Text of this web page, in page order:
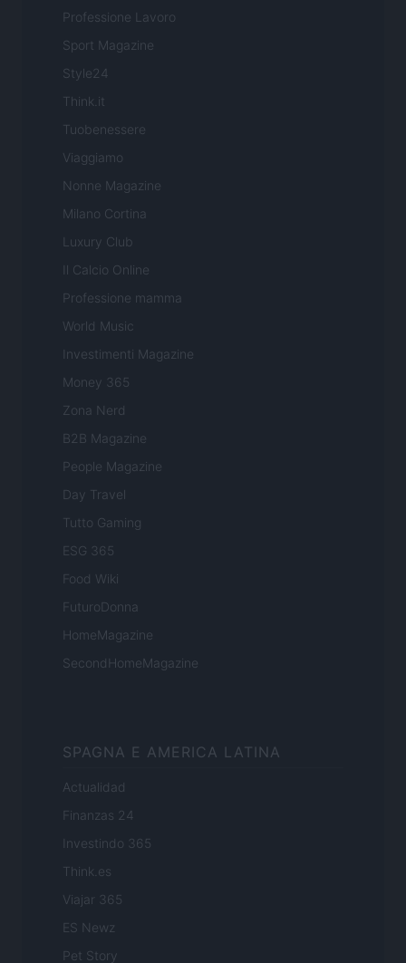
Professione Lavoro
Sport Magazine
Style24
Think.it
Tuobenessere
Viaggiamo
Nonne Magazine
Milano Cortina
Luxury Club
Il Calcio Online
Professione mamma
World Music
Investimenti Magazine
Money 365
Zona Nerd
B2B Magazine
People Magazine
Day Travel
Tutto Gaming
ESG 365
Food Wiki
FuturoDonna
HomeMagazine
SecondHomeMagazine
SPAGNA E AMERICA LATINA
Actualidad
Finanzas 24
Investindo 365
Think.es
Viajar 365
ES Newz
Pet Story